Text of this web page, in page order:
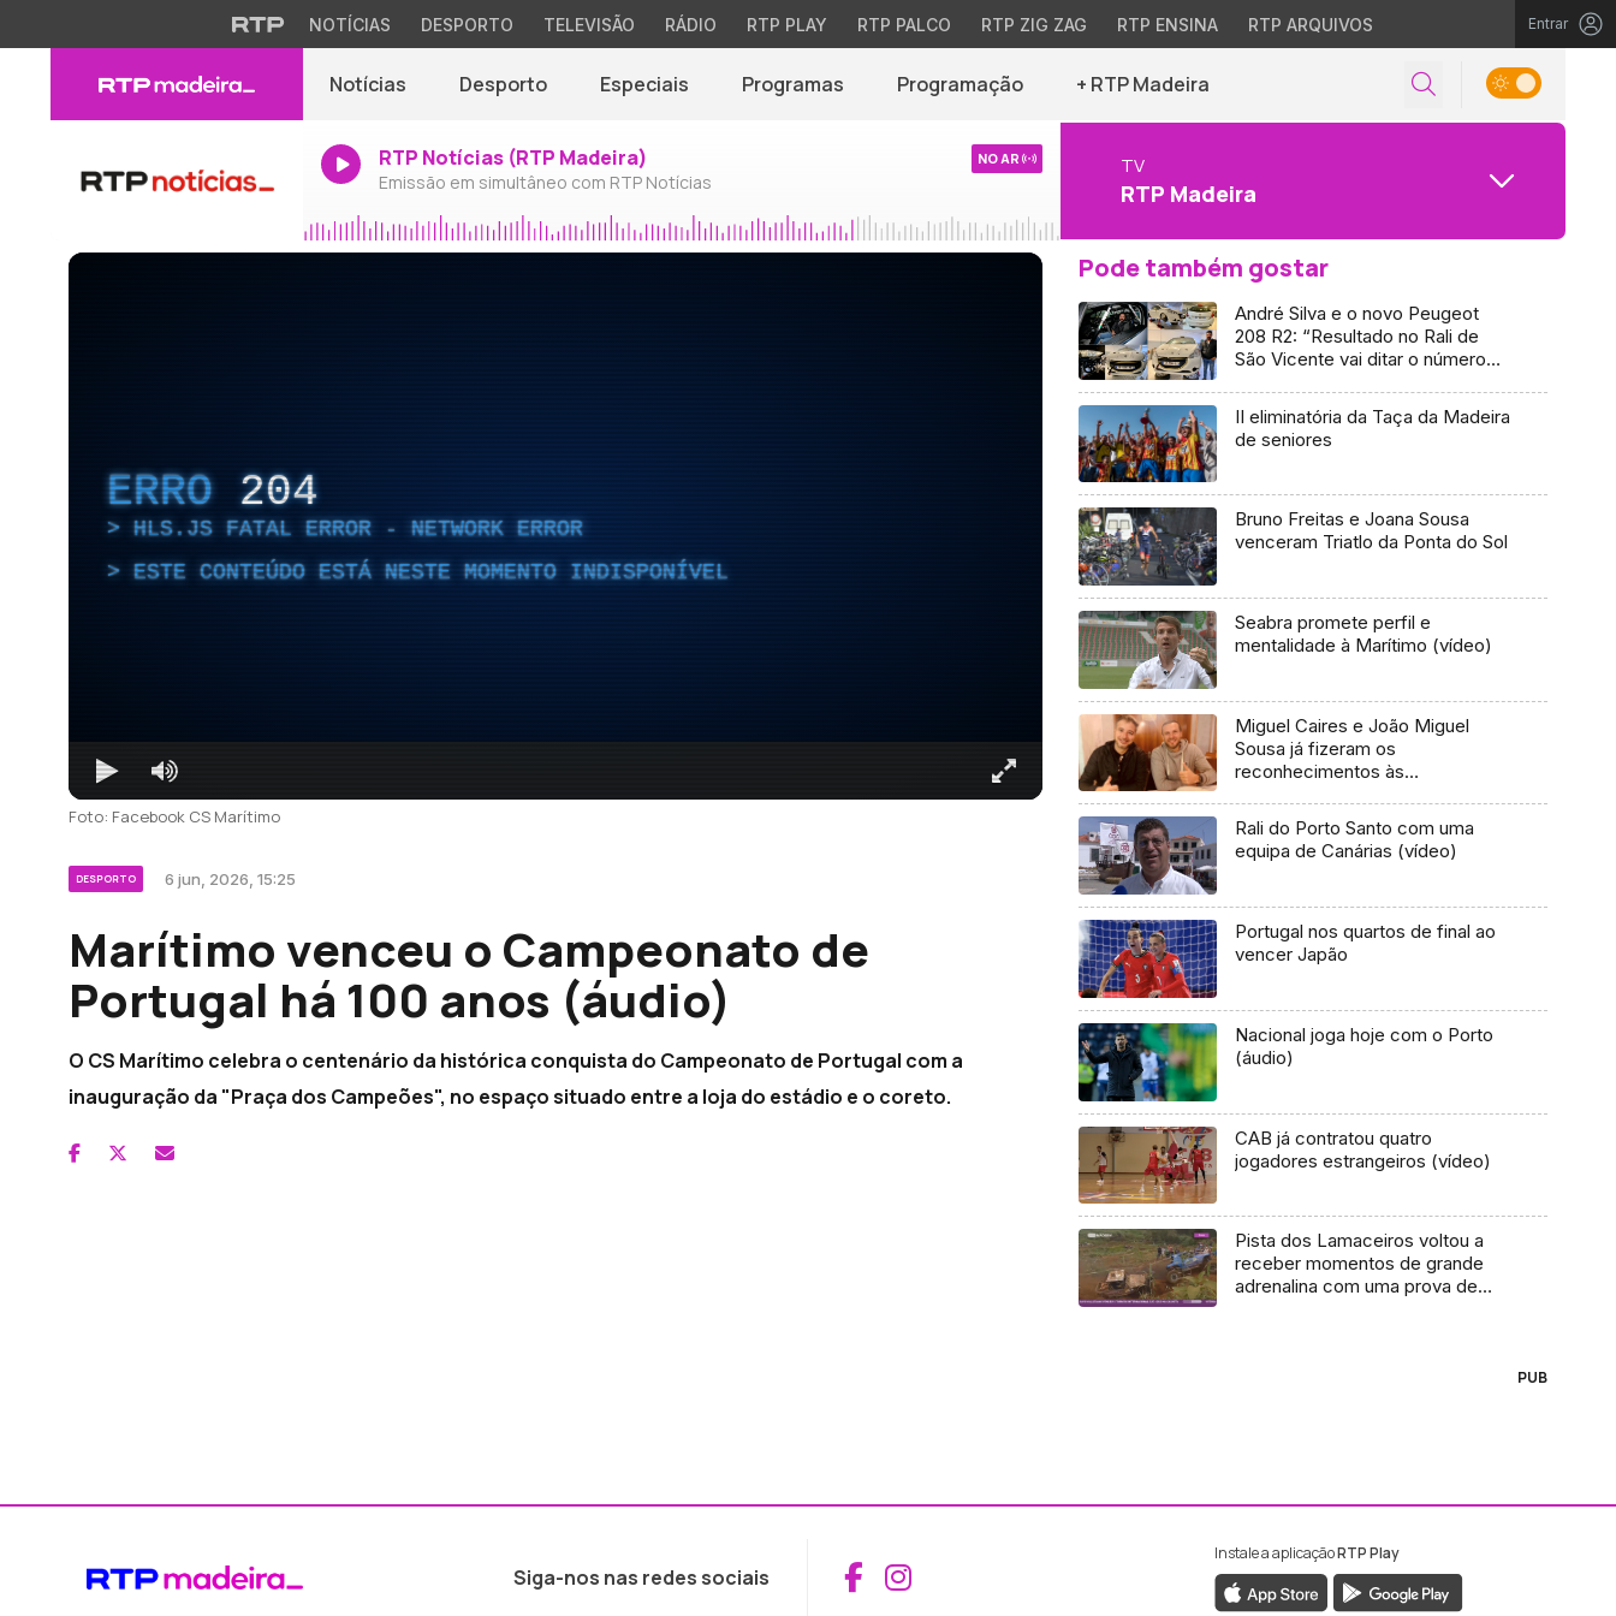
NOTÍCIAS DESPORTO TELEVISÃO RÁDIO RTP PLAY RTP PALCO RTP ZIG ZAG RTP ENSINA RTP ARQUIVOS Entrar
Notícias Desporto Especiais Programas Programação + RTP Madeira
RTP Notícias (RTP Madeira)
Emissão em simultâneo com RTP Notícias
NO AR TV
RTP Madeira
ERRO 204
HLS.JS FATAL ERROR - NETWORK ERROR
ESTE CONTEÚDO ESTÁ NESTE MOMENTO INDISPONÍVEL
Foto: Facebook CS Marítimo
DESPORTO 6 jun, 2026, 15:25
Marítimo venceu o Campeonato de
Portugal há 100 anos (áudio)
O CS Marítimo celebra o centenário da histórica conquista do Campeonato de Portugal com a
inauguração da "Praça dos Campeões", no espaço situado entre a loja do estádio e o coreto.
Pode também gostar
André Silva e o novo Peugeot
208 R2: “Resultado no Rali de
São Vicente vai ditar o número
2020” (Vídeo)
II eliminatória da Taça da Madeira
de seniores
Bruno Freitas e Joana Sousa
venceram Triatlo da Ponta do Sol
Seabra promete perfil e
mentalidade à Marítimo (vídeo)
Miguel Caires e João Miguel
Sousa já fizeram os
reconhecimentos às
Extremadura
Rali do Porto Santo com uma
equipa de Canárias (vídeo)
Portugal nos quartos de final ao
vencer Japão
Nacional joga hoje com o Porto
(áudio)
CAB já contratou quatro
jogadores estrangeiros (vídeo)
Pista dos Lamaceiros voltou a
receber momentos de grande
adrenalina com uma prova de
PUB
Siga-nos nas redes sociais Aceder ao Facebook da RTP Madeira
Aceder ao Instagram da RTP Madeira
Instale a aplicaçãoRTP Play